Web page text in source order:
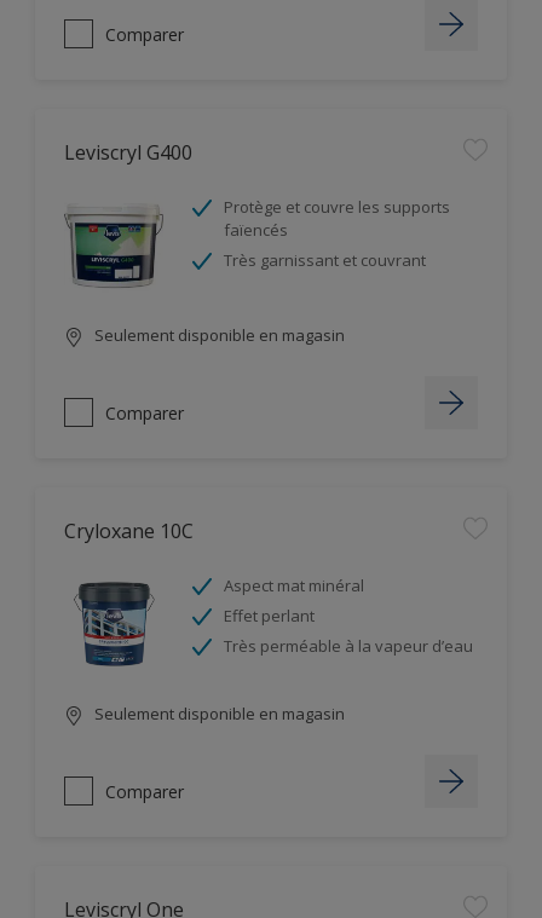
Comparer
Leviscryl G400
Protège et couvre les supports
faïencés
Très garnissant et couvrant
Seulement disponible en magasin
Comparer
Cryloxane 10C
Aspect mat minéral
Effet perlant
Très perméable à la vapeur d’eau
Seulement disponible en magasin
Comparer
Leviscryl One